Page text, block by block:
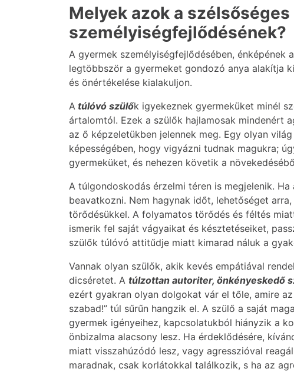
Melyek azok a
személyiségfejlődésének?
A gyermek személyiségfejlődésében, énképének
legtöbbször a gyermeket gondozó anya alakítja
és önértékelése kialakuljon.
A túlóvó szülők igyekeznek gyermeküket minél
ártalomtól. Ezek a szülők hajlamosak mindenért
az ő képzeletükben jelennek meg. Egy olyan
képességében, hogy vigyázni tudnak magukra;
gyermeküket, és nehezen követik a
A túlgondoskodás érzelmi téren is megjelenik.
beavatkozni. Nem hagynak időt, lehetőséget
törődésükkel. A folyamatos törődés és féltés
ismerik fel saját vágyaikat és késztetéseiket,
szülők túlóvó attitűdje miatt kimarad náluk a
Vannak olyan szülők, akik kevés empátiával
dicséretet. A túlzottan autoriter, önkényeskedő
ezért gyakran olyan dolgokat vár el tőle, amire
szabad!” túl sűrűn hangzik el. A szülő a saját
gyermek igényeihez, kapcsolatukból hiányzik a
önbizalma alacsony lesz. Ha érdeklődésére,
miatt visszahúzódó lesz, vagy agresszióval
maradnak, csak korlátokkal találkozik, s ha az